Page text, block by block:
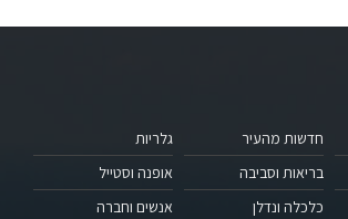
חדשות מהעיר
בריאות וסביבה
כלכלה ונדלן
גלריות
אופנה וסטייל
אנשים וחברה